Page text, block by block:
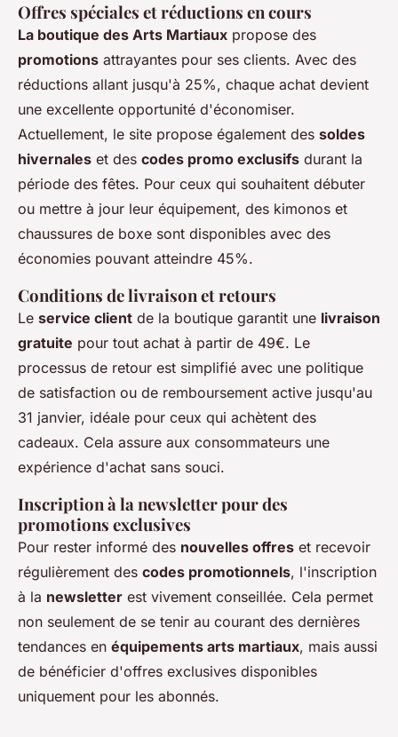
Offres spéciales et réductions en cours
La boutique des Arts Martiaux propose des
promotions attrayantes pour ses clients. Avec des
réductions allant jusqu'à 25%, chaque achat devient
une excellente opportunité d'économiser.
Actuellement, le site propose également des soldes
hivernales et des codes promo exclusifs durant la
période des fêtes. Pour ceux qui souhaitent débuter
ou mettre à jour leur équipement, des kimonos et
chaussures de boxe sont disponibles avec des
économies pouvant atteindre 45%.
Conditions de livraison et retours
Le service client de la boutique garantit une livraison
gratuite pour tout achat à partir de 49€. Le
processus de retour est simplifié avec une politique
de satisfaction ou de remboursement active jusqu'au
31 janvier, idéale pour ceux qui achètent des
cadeaux. Cela assure aux consommateurs une
expérience d'achat sans souci.
Inscription à la newsletter pour des
promotions exclusives
Pour rester informé des nouvelles offres et recevoir
régulièrement des codes promotionnels, l'inscription
à la newsletter est vivement conseillée. Cela permet
non seulement de se tenir au courant des dernières
tendances en équipements arts martiaux, mais aussi
de bénéficier d'offres exclusives disponibles
uniquement pour les abonnés.